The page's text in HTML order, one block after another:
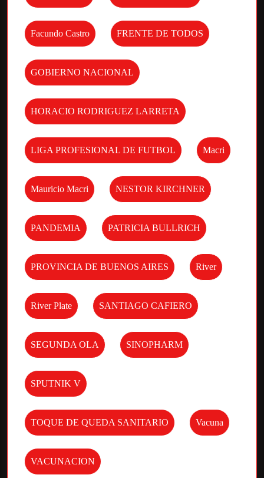
Facundo Castro FRENTE DE TODOS
GOBIERNO NACIONAL
HORACIO RODRIGUEZ LARRETA
LIGA PROFESIONAL DE FUTBOL Macri
Mauricio Macri NESTOR KIRCHNER
PANDEMIA PATRICIA BULLRICH
PROVINCIA DE BUENOS AIRES River
River Plate SANTIAGO CAFIERO
SEGUNDA OLA SINOPHARM
SPUTNIK V
TOQUE DE QUEDA SANITARIO Vacuna
VACUNACION